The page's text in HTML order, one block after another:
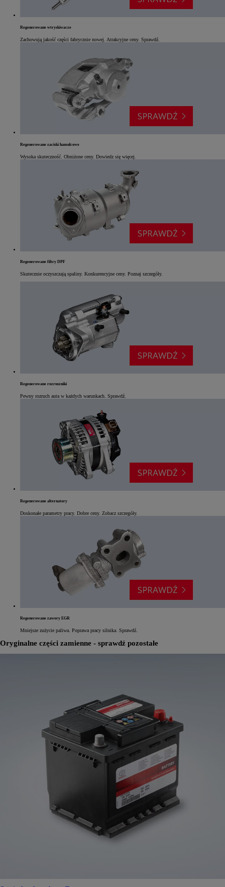
Regenerowane wtryskiwacze
Zachowują jakość części fabrycznie nowej. Atrakcyjne ceny. Sprawdź.
Regenerowane zaciski hamulcowe
Wysoka skuteczność. Obniżone ceny. Dowiedz się więcej.
Regenerowane filtry DPF
Skutecznie oczyszczają spaliny. Konkurencyjne ceny. Poznaj szczegóły.
Regenerowane rozruszniki
Pewny rozruch auta w każdych warunkach. Sprawdź.
Regenerowane alternatory
Doskonałe parametry pracy. Dobre ceny. Zobacz szczegóły.
Regenerowane zawory EGR
Mniejsze zużycie paliwa. Poprawa pracy silnika. Sprawdź.
Oryginalne części zamienne - sprawdź pozostałe